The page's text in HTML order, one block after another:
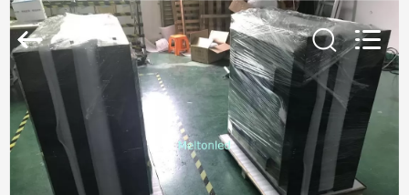
MAISON
PRODUITS
2026
Melton
optoelectronics
LTD.
Rights
Reserved.